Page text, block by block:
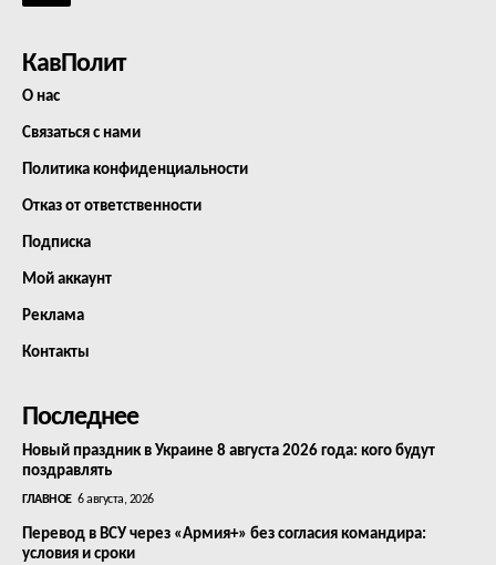
КавПолит
О нас
Связаться с нами
Политика конфиденциальности
Отказ от ответственности
Подписка
Мой аккаунт
Реклама
Контакты
Последнее
Новый праздник в Украине 8 августа 2026 года: кого будут
поздравлять
ГЛАВНОЕ 6 августа, 2026
Перевод в ВСУ через «Армия+» без согласия командира:
условия и сроки